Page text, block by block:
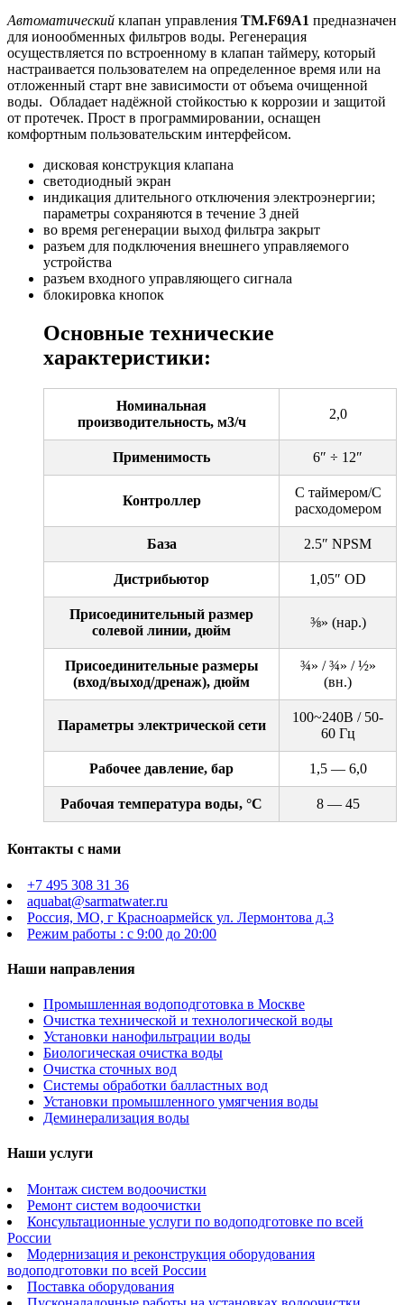
Автоматический клапан управления TM.F69A1 предназначен
для ионообменных фильтров воды. Регенерация
осуществляется по встроенному в клапан таймеру, который
настраивается пользователем на определенное время или на
отложенный старт вне зависимости от объема очищенной
воды. Обладает надёжной стойкостью к коррозии и защитой
от протечек. Прост в программировании, оснащен
комфортным пользовательским интерфейсом.
дисковая конструкция клапана
светодиодный экран
индикация длительного отключения электроэнергии;
параметры сохраняются в течение 3 дней
во время регенерации выход фильтра закрыт
разъем для подключения внешнего управляемого
устройства
разъем входного управляющего сигнала
блокировка кнопок
Основные технические
характеристики:
Номинальная
производительность, м3/ч
2,0
Применимость 6″ ÷ 12″
Контроллер
С таймером/С
расходомером
База 2.5″ NPSM
Дистрибьютор 1,05″ OD
Присоединительный размер
солевой линии, дюйм
⅜» (нар.)
Присоединительные размеры
(вход/выход/дренаж), дюйм
¾» / ¾» / ½»
(вн.)
Параметры электрической сети
100~240B / 50-
60 Гц
Рабочее давление, бар 1,5 — 6,0
Рабочая температура воды, °С 8 — 45
Контакты с нами
+7 495 308 31 36
aquabat@sarmatwater.ru
Россия, МО, г Красноармейск ул. Лермонтова д.3
Режим работы : с 9:00 до 20:00
Наши направления
Промышленная водоподготовка в Москве
Очистка технической и технологической воды
Установки нанофильтрации воды
Биологическая очистка воды
Очистка сточных вод
Системы обработки балластных вод
Установки промышленного умягчения воды
Деминерализация воды
Наши услуги
Монтаж систем водоочистки
Ремонт систем водоочистки
Консультационные услуги по водоподготовке по всей
России
Модернизация и реконструкция оборудования
водоподготовки по всей России
Поставка оборудования